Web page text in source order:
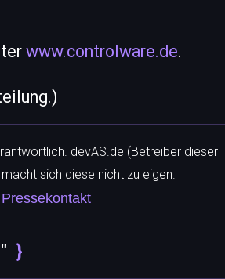
www.controlware.de.
devAS.de (Betreiber dieser
sich diese nicht zu eigen.